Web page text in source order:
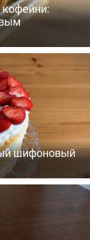
кофейни:
шифоновый